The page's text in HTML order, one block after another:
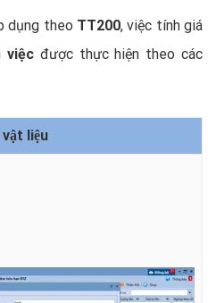
dụng theo TT200, việc tính giá
việc được thực hiện theo các
liệu